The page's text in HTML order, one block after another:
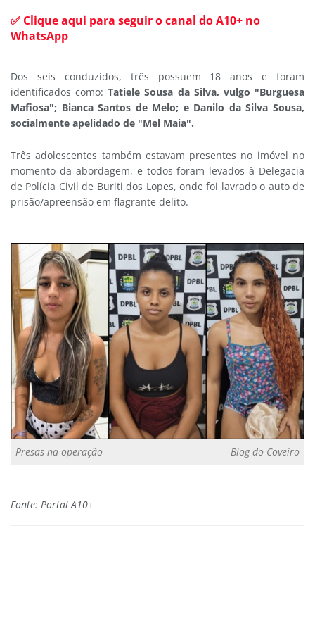
✅ Clique aqui para seguir o canal do A10+ no
WhatsApp
Dos seis conduzidos, três possuem 18 anos e foram
identificados como: Tatiele Sousa da Silva, vulgo "Burguesa
Mafiosa"; Bianca Santos de Melo; e Danilo da Silva Sousa,
socialmente apelidado de "Mel Maia".
Três adolescentes também estavam presentes no imóvel no
momento da abordagem, e todos foram levados à Delegacia
de Polícia Civil de Buriti dos Lopes, onde foi lavrado o auto de
prisão/apreensão em flagrante delito.
Presas na operação Blog do Coveiro
Fonte: Portal A10+